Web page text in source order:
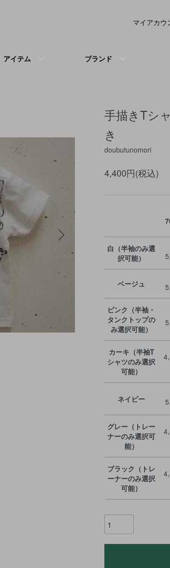
アイテム ブランド
マイアカウ
手描きTシ
き
doubutunomori
4,400円(税込)
白（半袖のみ選
択可能）
ベージュ
ピンク（半袖・
タンクトップの
み選択可能）
カーキ（半袖T
シャツのみ選択
可能）
ネイビー
グレー（トレー
ナーのみ選択可
能）
ブラック（トレ
ーナーのみ選択
可能）